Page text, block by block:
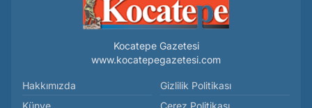
Kocatepe Gazetesi
www.kocatepegazetesi.com
Hakkımızda
Künye
Gizlilik Politikası
Çerez Politikası